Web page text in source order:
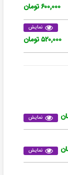
۶۰۰,۰۰۰ تومان
نمایش
۵۲۰,۰۰۰ تومان
نمایش
نمایش